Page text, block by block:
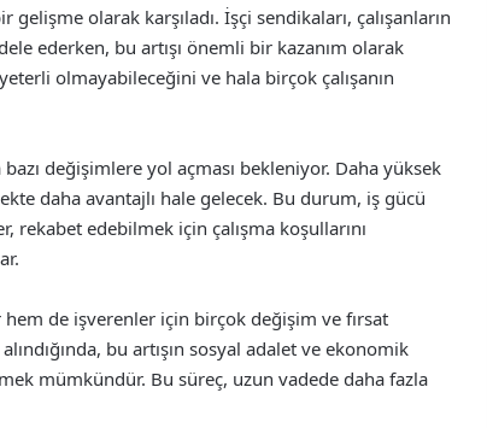
olarak karşıladı. İşçi sendikaları, çalışanların
ederken, bu artışı önemli bir kazanım olarak
olmayabileceğini ve hala birçok çalışanın
bazı değişimlere yol açması bekleniyor. Daha yüksek
daha avantajlı hale gelecek. Bu durum, iş gücü
rekabet edebilmek için çalışma koşullarını
hem de işverenler için birçok değişim ve fırsat
bu artışın sosyal adalet ve ekonomik
mümkündür. Bu süreç, uzun vadede daha fazla